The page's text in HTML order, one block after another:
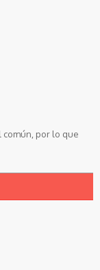
común, por lo que